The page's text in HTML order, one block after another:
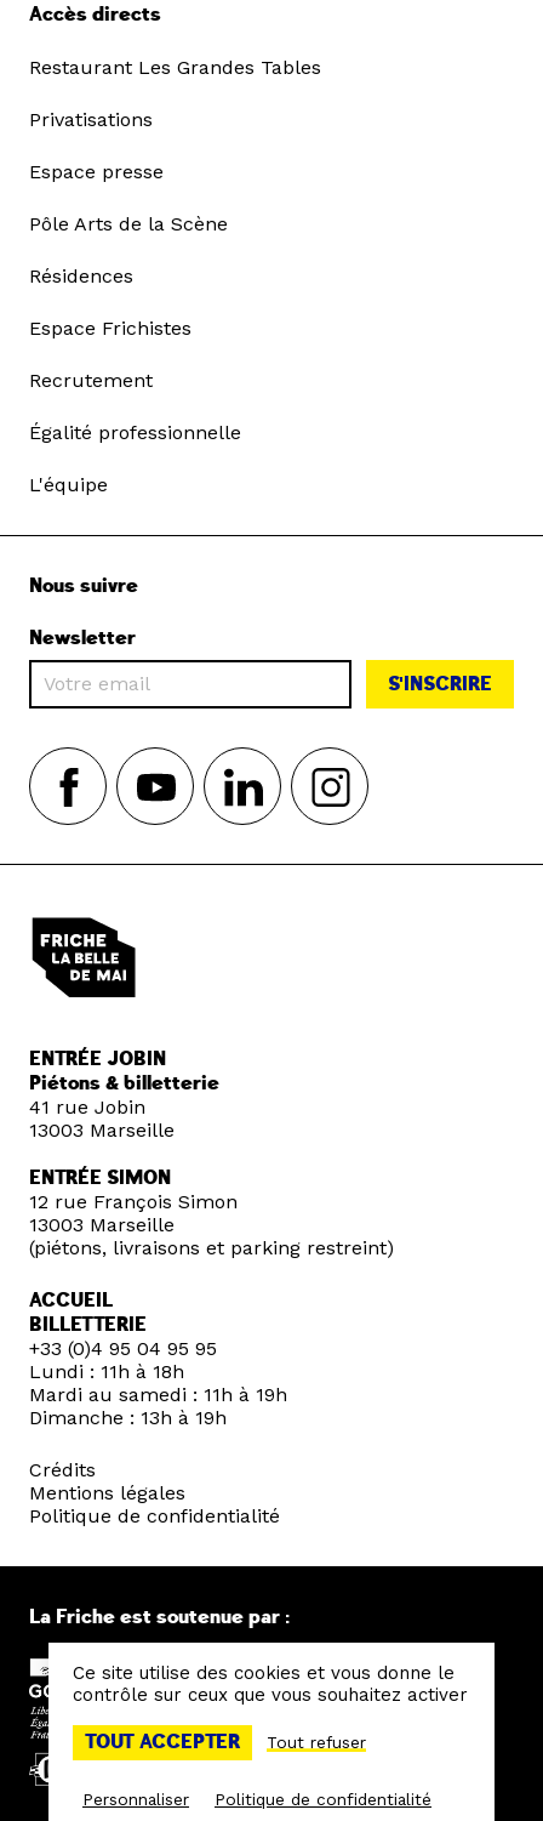
Accès directs
Restaurant Les Grandes Tables
Privatisations
Espace presse
Pôle Arts de la Scène
Résidences
Espace Frichistes
Recrutement
Égalité professionnelle
L'équipe
Nous suivre
Newsletter
S'INSCRIRE
ENTRÉE JOBIN
Piétons & billetterie
41 rue Jobin
13003 Marseille
ENTRÉE SIMON
12 rue François Simon
13003 Marseille
(piétons, livraisons et parking restreint)
ACCUEIL
BILLETTERIE
+33 (0)4 95 04 95 95
Lundi : 11h à 18h
Mardi au samedi : 11h à 19h
Dimanche : 13h à 19h
Crédits
Mentions légales
Politique de confidentialité
La Friche est soutenue par :
Ce site utilise des cookies et vous donne le
contrôle sur ceux que vous souhaitez activer
TOUT ACCEPTER Tout refuser
Personnaliser Politique de confidentialité